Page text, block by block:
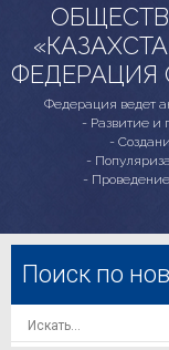
ФЕДЕРАЦИЯ
Федерация ведет
- Развитие и
-
-
- Проведение
Поиск по